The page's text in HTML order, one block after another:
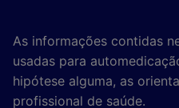
As informações contidas
usadas para
hipótese alguma, as
profissional de saúde.